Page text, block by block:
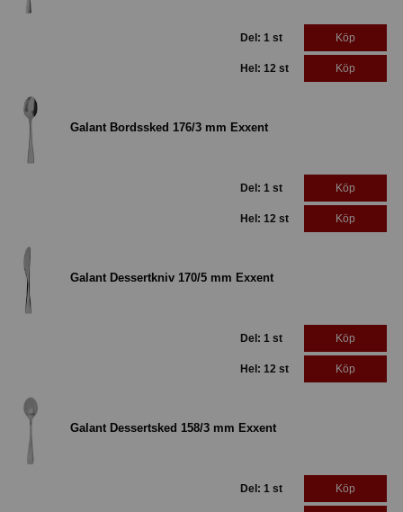
Del: 1 st Köp
Hel: 12 st Köp
Galant Bordssked 176/3 mm Exxent
Del: 1 st Köp
Hel: 12 st Köp
Galant Dessertkniv 170/5 mm Exxent
Del: 1 st Köp
Hel: 12 st Köp
Galant Dessertsked 158/3 mm Exxent
Del: 1 st Köp